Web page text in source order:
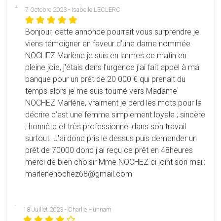
02 mai 2016
Mises à jour
03 mai 2016: quelques bugs traînaient. Un peu normal pour
un jeu comme ça... donc il y avait un souci en mode preterit
seul, le jeu restait figé quand on validait. En mode
compétition la phrase qui indique les erreurs se mettent
maintenant en rouge quand on dépasse les 5 erreurs (et
non 3). Pour le verbe "to hear", écouter est toléré (en plus
d'entendre bien sûr), pour throw : jeter et lancer sont
tolérés.
27 septembre 2017: Voilà enfin la mise à jour de ce jeu
sur les verbes irréguliers ! Il est assez compliqué au niveau
du programme et on s'attendait à davantage de petits
bugs. Il semble qu'il tienne plutôt bien la route et on
Ce qui manquait c'était la possibilité de passer en plein
7 Octobre 2023 - Isabelle LECLERC
Bonjour, cette annonce pourrait vous surprendre je
viens témoigner en faveur d’une dame nommée
NOCHEZ Marlène je suis en larmes ce matin en
pleine joie, j'étais dans l’urgence j'ai fait appel à ma
banque pour un prêt de 20 000 € qui prenait du
temps alors je me suis tourné vers Madame
NOCHEZ Marlène, vraiment je perd les mots pour la
décrire c’est une femme simplement loyale ; sincère
; honnête et très professionnel dans son travail
surtout. J'ai donc pris le dessus puis demander un
prêt de 70000 donc j'ai reçu ce prêt en 48heures
merci de bien choisir Mme NOCHEZ ci joint son mail:
marlenenochez68@gmail.com
18 Juillet 2023 - Charlie Hunnam